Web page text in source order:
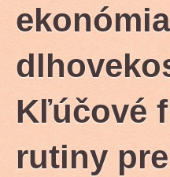
ekonómia
Kľúčové
rutiny pre